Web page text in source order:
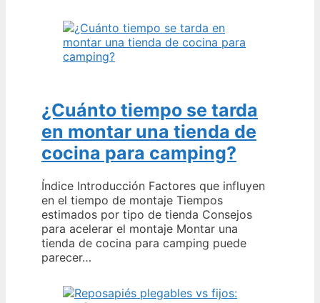
¿Cuánto tiempo se tarda
en montar una tienda de
cocina para camping?
Índice Introducción Factores que influyen
en el tiempo de montaje Tiempos
estimados por tipo de tienda Consejos
para acelerar el montaje Montar una
tienda de cocina para camping puede
parecer…